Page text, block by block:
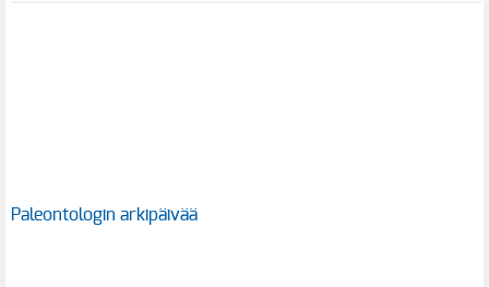
Paleontologin arkipäivää